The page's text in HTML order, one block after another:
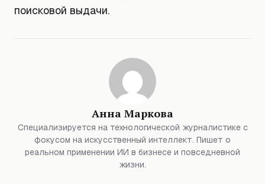
поисковой выдачи.
Анна Маркова
Специализируется на технологической журналистике с
фокусом на искусственный интеллект. Пишет о
реальном применении ИИ в бизнесе и повседневной
жизни.